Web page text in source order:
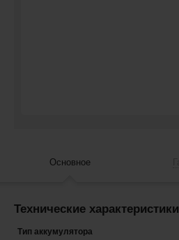
Основное
Технические характеристики
Тип аккумулятора